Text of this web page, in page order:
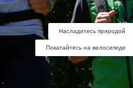
Насладитесь природой
Покатайтесь на велосипеде